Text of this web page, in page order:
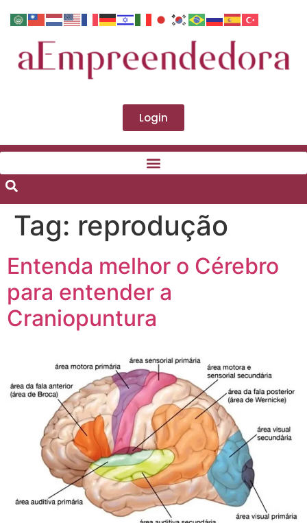
Login
Tag: reprodução
Entenda melhor o Cérebro
para entender a
Craniopuntura